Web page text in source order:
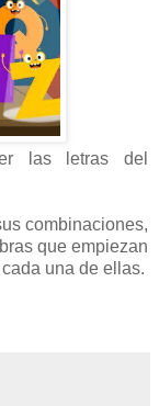
las letras del
combinaciones,
que empiezan
una de ellas.